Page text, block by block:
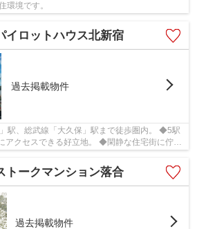
環境です。
イロットハウス北新宿
過去掲載物件
駅、総武線「大久保」駅まで徒歩圏内。 ◆5駅
アクセスできる好立地。 ◆閑静な住宅街に佇む
トークマンション落合
過去掲載物件